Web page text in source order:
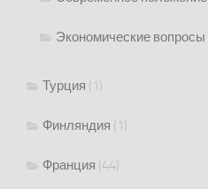
Экономические вопросы
Турция (1)
Финляндия (1)
Франция (44)